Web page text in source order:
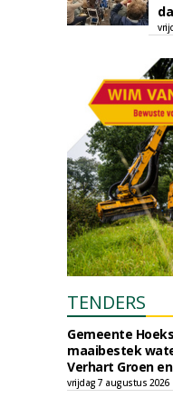
TENDERS
Gemeente
maaibestek
Verhart Groen
vrijdag 7 augustus 2026